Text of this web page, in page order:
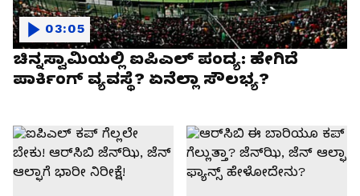
ಚಿನ್ನಸ್ವಾಮಿಯಲ್ಲಿ ಐಪಿಎಲ್‌ ಪಂದ್ಯ: ಹೇಗಿದೆ
ಪಾರ್ಕಿಂಗ್ ವ್ಯವಸ್ಥೆ? ಏನೆಲ್ಲಾ ಸೌಲಭ್ಯ?
03:05